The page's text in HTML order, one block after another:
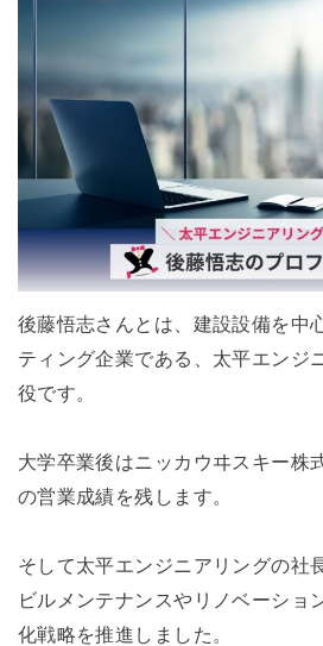
後藤悟志さんとは、建設設備を中
ティング企業である、太平エンジ
役です。
大学卒業後はニッカウヰスキー株
の営業成績を残します。
そして太平エンジニアリングの社
ビルメンテナンスやリノベーショ
化戦略を推進しました。